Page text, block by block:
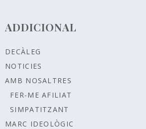
ADDICIONAL
DECÀLEG
NOTICIES
AMB NOSALTRES
FER-ME AFILIAT
SIMPATITZANT
MARC IDEOLÒGIC